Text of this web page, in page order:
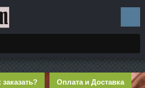
заказать? Оплата и Доставка